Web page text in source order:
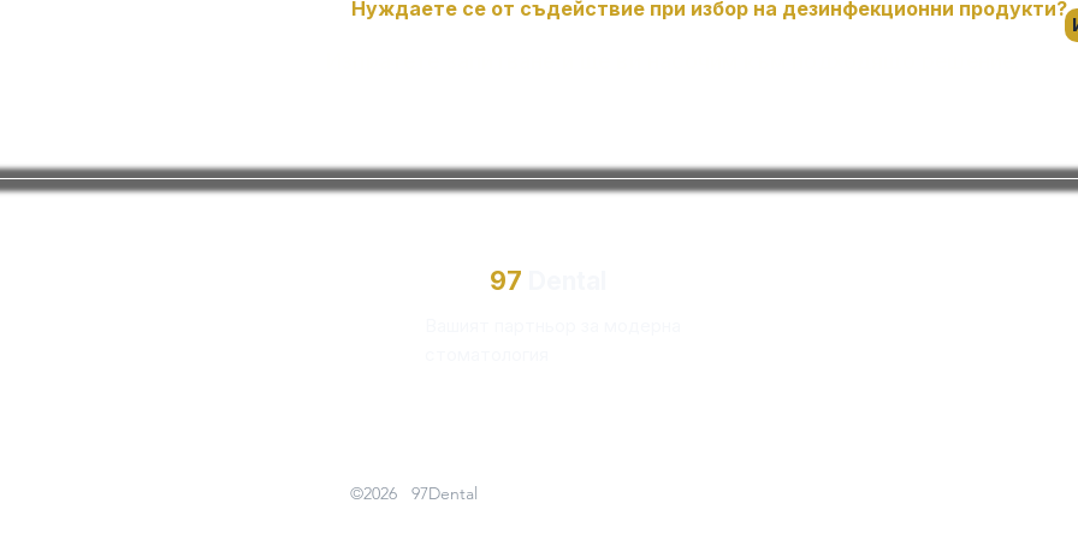
Нуждаете се от съдействие при избор на дезинфекционни продукти?
97
©2026 97Dental